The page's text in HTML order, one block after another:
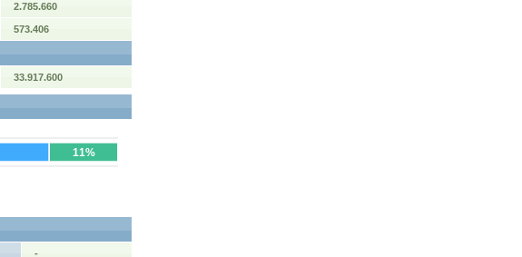
2.785.660
573.406
33.917.600
11%
-